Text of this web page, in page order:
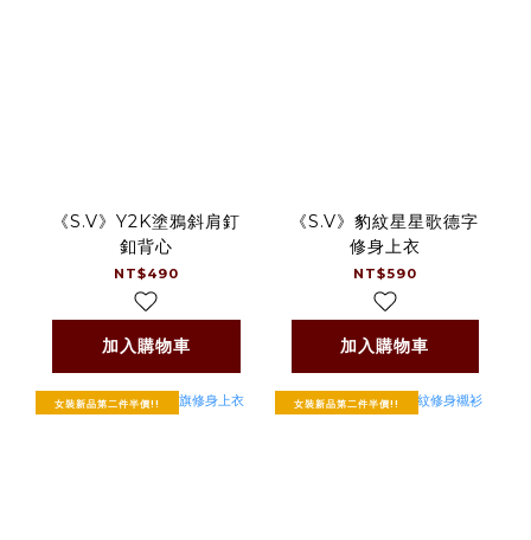
《S.V》Y2K塗鴉斜肩釘
釦背心
NT$490
加入購物車
《S.V》豹紋星星歌德字
修身上衣
NT$590
加入購物車
女裝新品第二件半價!! 女裝新品第二件半價!!